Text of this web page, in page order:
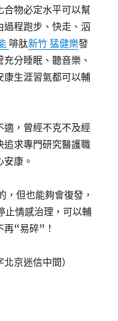
合物必定水平可以幫
程跑步、快走、泅
啡肽新竹 猛健樂發
分睡眠、聽音樂、
康生涯習氣都可以輔
適，曾經不克不及經
追求專門研究醫護職
康。
，但也能夠會復發，
止情感治理，可以輔
“易碎”！
京迷信中間）